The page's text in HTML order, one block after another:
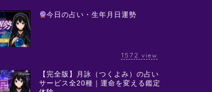
今日の占い・生年月日運勢
1572 view
【完全版】月詠（つくよみ）の占い
サービス全20種｜運命を変える鑑定